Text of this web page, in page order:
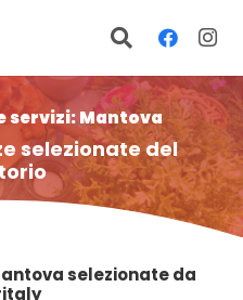
servizi: Mantova
selezionate del
selezionate da